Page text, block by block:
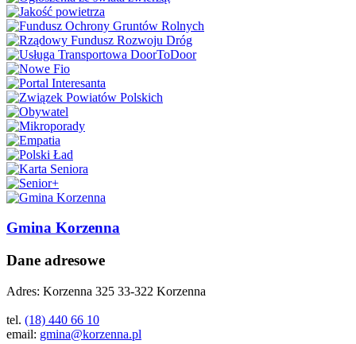
Gmina Korzenna
Dane adresowe
Adres: Korzenna 325 33-322 Korzenna
tel. (18) 440 66 10
email: gmina@korzenna.pl